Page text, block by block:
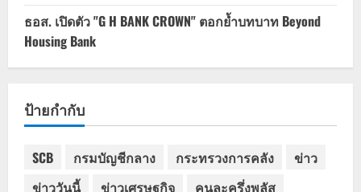
ธอส. เปิดตัว "G H BANK CROWN" ตอกย้ำบทบาท Beyond
Housing Bank
ป้ายกำกับ
SCB กรมบัญชีกลาง กระทรวงการคลัง
ข่าว
ข่าววันนี้
ข่าวเศรษฐกิจ คนละครึ่งพลัส